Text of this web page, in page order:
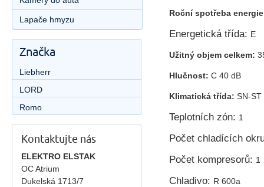
Roční spotřeba
Energetická třída: E
Užitný objem celkem:
Hlučnost: C 40 dB
Klimatická třída: SN-ST
Teplotních zón: 1
Počet chladících
Počet kompresorů: 1
Chladivo: R 600a
Lapače hmyzu
Značka
Liebherr
LORD
Romo
Kontaktujte nás
ELEKTRO ELSTAK
OC Atrium
Dukelská 1713/7